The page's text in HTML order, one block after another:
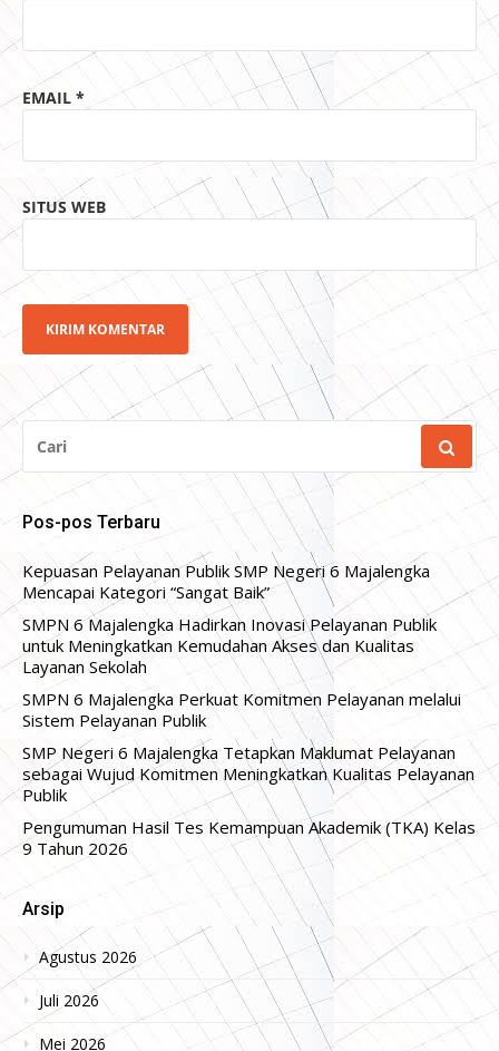
EMAIL *
SITUS WEB
UNTUK:
Pos-pos Terbaru
Kepuasan Pelayanan Publik SMP Negeri 6 Majalengka
Mencapai Kategori “Sangat Baik”
SMPN 6 Majalengka Hadirkan Inovasi Pelayanan Publik
untuk Meningkatkan Kemudahan Akses dan Kualitas
Layanan Sekolah
SMPN 6 Majalengka Perkuat Komitmen Pelayanan melalui
Sistem Pelayanan Publik
SMP Negeri 6 Majalengka Tetapkan Maklumat Pelayanan
sebagai Wujud Komitmen Meningkatkan Kualitas Pelayanan
Publik
Pengumuman Hasil Tes Kemampuan Akademik (TKA) Kelas
9 Tahun 2026
Arsip
Agustus 2026
Juli 2026
Mei 2026